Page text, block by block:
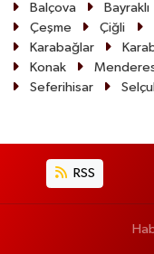
Balçova
Bayraklı
Çeşme
Çiğli
Karabağlar
Konak
Seferihisar
RSS